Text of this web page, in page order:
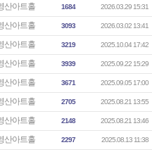
산아트홀 1684 2026.03.29 15:31
산아트홀 3093 2026.03.02 13:41
산아트홀 3219 2025.10.04 17:42
산아트홀 3939 2025.09.22 15:29
산아트홀 3671 2025.09.05 17:00
산아트홀 2705 2025.08.21 13:55
산아트홀 2148 2025.08.21 13:46
산아트홀 2297 2025.08.13 11:38